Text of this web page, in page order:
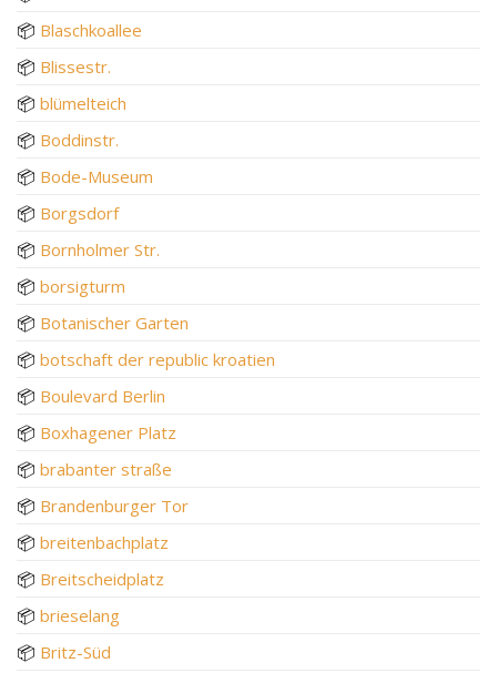
📦 Blaschkoallee
📦 Blissestr.
📦 blümelteich
📦 Boddinstr.
📦 Bode-Museum
📦 Borgsdorf
📦 Bornholmer Str.
📦 borsigturm
📦 Botanischer Garten
📦 botschaft der republic kroatien
📦 Boulevard Berlin
📦 Boxhagener Platz
📦 brabanter straße
📦 Brandenburger Tor
📦 breitenbachplatz
📦 Breitscheidplatz
📦 brieselang
📦 Britz-Süd